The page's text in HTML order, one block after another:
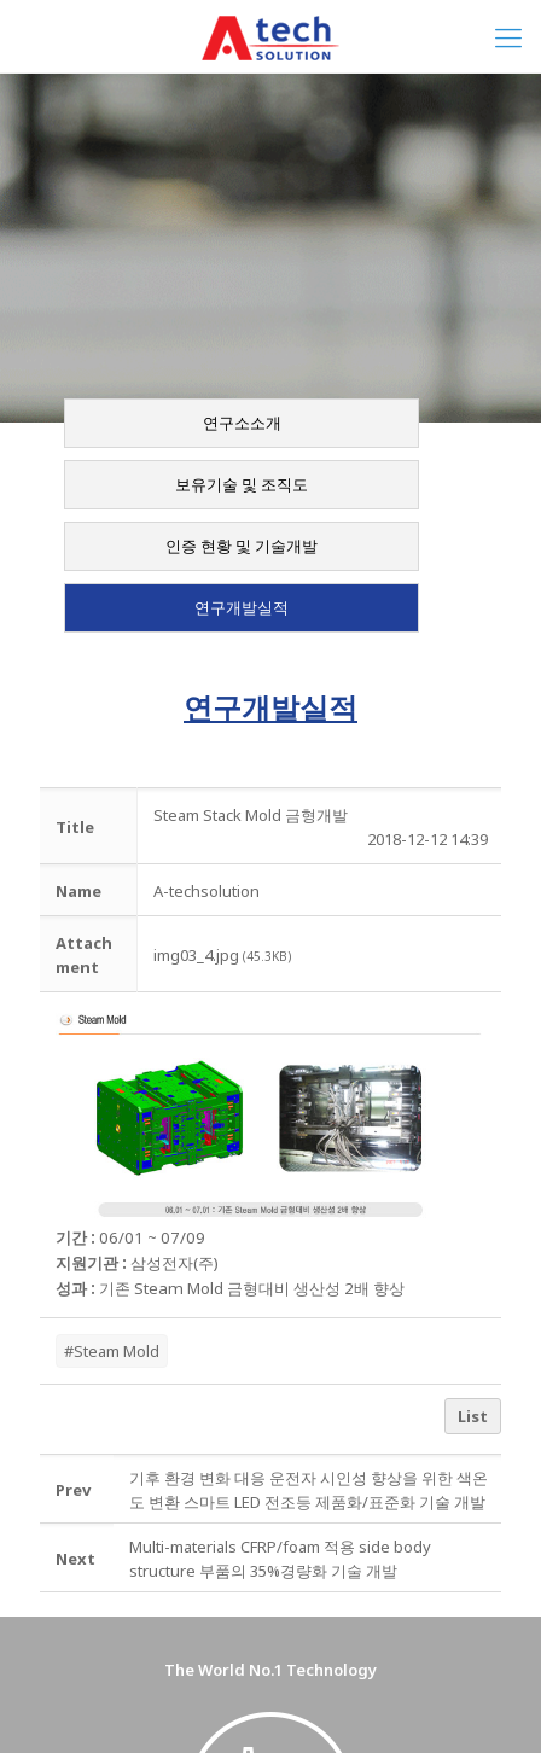
연구소소개
보유기술 및 조직도
인증 현황 및 기술개발
연구개발실적
연구개발실적
Title
Steam Stack Mold 금형개발
2018-12-12 14:39
Name A-techsolution
Attach
ment
img03_4.jpg (45.3KB)
기간 : 06/01 ~ 07/09
지원기관 : 삼성전자(주)
성과 : 기존 Steam Mold 금형대비 생산성 2배 향상
#Steam Mold
List
Prev
기후 환경 변화 대응 운전자 시인성 향상을 위한 색온
도 변환 스마트 LED 전조등 제품화/표준화 기술 개발
Next
Multi-materials CFRP/foam 적용 side body
structure 부품의 35%경량화 기술 개발
The World No.1 Technology